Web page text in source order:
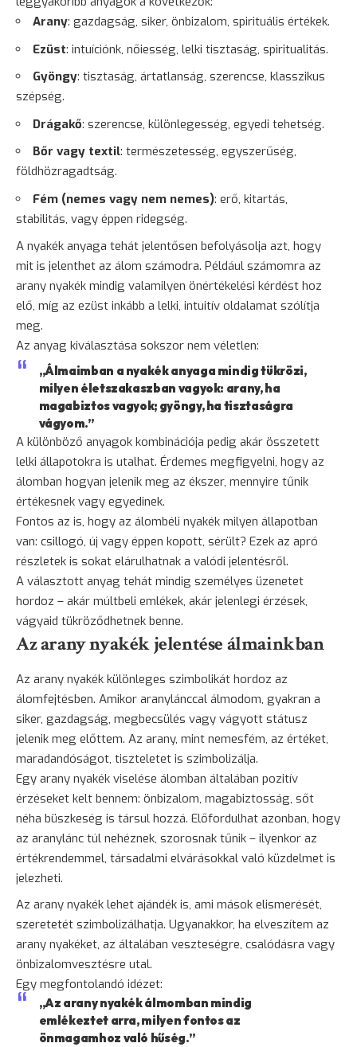
Arany: gazdagság, siker, önbizalom, spirituális értékek.
Ezüst: intuíciónk, nőiesség, lelki tisztaság, spiritualitás.
Gyöngy: tisztaság, ártatlanság, szerencse, klasszikus
szépség.
Drágakő: szerencse, különlegesség, egyedi tehetség.
Bőr vagy textil: természetesség, egyszerűség,
földhözragadtság.
Fém (nemes vagy nem nemes): erő, kitartás,
stabilitás, vagy éppen ridegség.
A nyakék anyaga tehát jelentősen befolyásolja azt, hogy
mit is jelenthet az álom számodra. Például számomra az
arany nyakék mindig valamilyen önértékelési kérdést hoz
elő, míg az ezüst inkább a lelki, intuitív oldalamat szólítja
meg.
Az anyag kiválasztása sokszor nem véletlen:
„Álmaimban a nyakék anyaga mindig tükrözi,
milyen életszakaszban vagyok: arany, ha
magabiztos vagyok; gyöngy, ha tisztaságra
vágyom.”
A különböző anyagok kombinációja pedig akár összetett
lelki állapotokra is utalhat. Érdemes megfigyelni, hogy az
álomban hogyan jelenik meg az ékszer, mennyire tűnik
értékesnek vagy egyedinek.
Fontos az is, hogy az álombéli nyakék milyen állapotban
van: csillogó, új vagy éppen kopott, sérült? Ezek az apró
részletek is sokat elárulhatnak a valódi jelentésről.
A választott anyag tehát mindig személyes üzenetet
hordoz – akár múltbeli emlékek, akár jelenlegi érzések,
vágyaid tükröződhetnek benne.
Az arany nyakék jelentése álmainkban
Az arany nyakék különleges szimbolikát hordoz az
álomfejtésben. Amikor aranylánccal álmodom, gyakran a
siker, gazdagság, megbecsülés vagy vágyott státusz
jelenik meg előttem. Az arany, mint nemesfém, az értéket,
maradandóságot, tiszteletet is szimbolizálja.
Egy arany nyakék viselése álomban általában pozitív
érzéseket kelt bennem: önbizalom, magabiztosság, sőt
néha büszkeség is társul hozzá. Előfordulhat azonban, hogy
az aranylánc túl nehéznek, szorosnak tűnik – ilyenkor az
értékrendemmel, társadalmi elvárásokkal való küzdelmet is
jelezheti.
Az arany nyakék lehet ajándék is, ami mások elismerését,
szeretetét szimbolizálhatja. Ugyanakkor, ha elveszítem az
arany nyakéket, az általában veszteségre, csalódásra vagy
önbizalomvesztésre utal.
Egy megfontolandó idézet:
„Az arany nyakék álmomban mindig
emlékeztet arra, milyen fontos az
önmagamhoz való hűség.”